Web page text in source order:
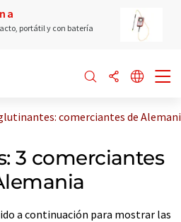
portátil y con batería
comerciantes de
3 comerciantes
a continuación para mostrar las